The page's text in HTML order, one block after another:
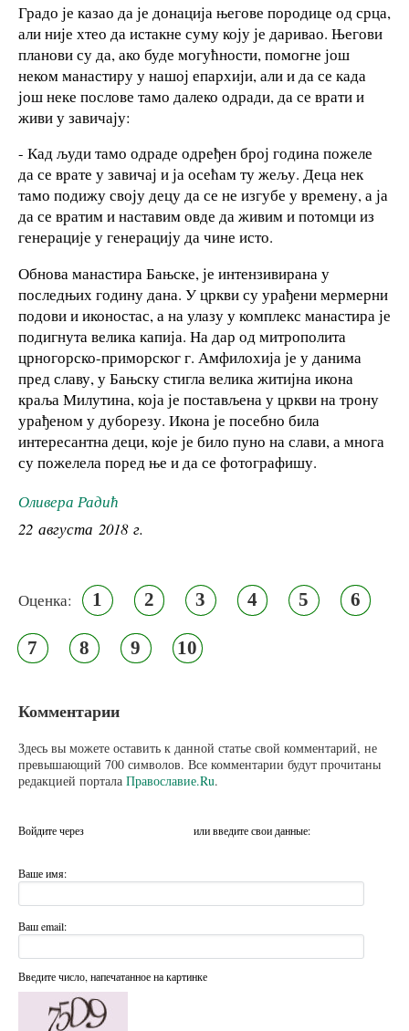
Градо је казао да је донација његове породице од срца,
али није хтео да истакне суму коју је даривао. Његови
планови су да, ако буде могућности, помогне још
неком манастиру у нашој епархији, али и да се када
још неке послове тамо далеко одради, да се врати и
живи у завичају:
- Кад људи тамо одраде одређен број година пожеле
да се врате у завичај и ја осећам ту жељу. Деца нек
тамо подижу своју децу да се не изгубе у времену, а ја
да се вратим и наставим овде да живим и потомци из
генерације у генерацију да чине исто.
Обнова манастира Бањске, је интензивирана у
последњих годину дана. У цркви су урађени мермерни
подови и иконостас, а на улазу у комплекс манастира је
подигнута велика капија. На дар од митрополита
црногорско-приморског г. Амфилохија је у данима
пред славу, у Бањску стигла велика житијна икона
краља Милутина, која је постављена у цркви на трону
урађеном у дуборезу. Икона је посебно била
интересантна деци, које је било пуно на слави, а многа
су пожелела поред ње и да се фотографишу.
Оливера Радић
22 августа 2018 г.
Оценка: 1 2 3 4 5 6
7 8 9 10
Комментарии
Здесь вы можете оставить к данной статье свой комментарий, не
превышающий 700 символов. Все комментарии будут прочитаны
редакцией портала Православие.Ru.
Войдите через или введите свои данные:
Ваше имя:
Ваш email:
Введите число, напечатанное на картинке